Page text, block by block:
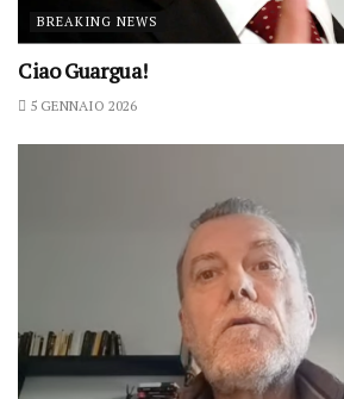
BREAKING NEWS
Ciao Guargua!
5 GENNAIO 2026